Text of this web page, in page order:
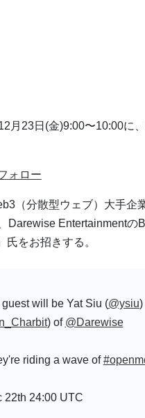
月23日(金)9:00〜10:00に
ォロー
（分散型ウェブ）大手企
Darewise Entertainmentの
をお招きする。
will be Yat Siu (@ysiu)
) of @Darewise
riding a wave of
22th 24:00 UTC